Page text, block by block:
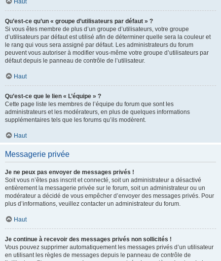
Haut
Qu’est-ce qu’un « groupe d’utilisateurs par défaut » ?
Si vous êtes membre de plus d’un groupe d’utilisateurs, votre groupe
d’utilisateurs par défaut est utilisé afin de déterminer quelle sera la couleur et
le rang qui vous sera assigné par défaut. Les administrateurs du forum
peuvent vous autoriser à modifier vous-même votre groupe d’utilisateurs par
défaut depuis le panneau de contrôle de l’utilisateur.
Haut
Qu’est-ce que le lien « L’équipe » ?
Cette page liste les membres de l’équipe du forum que sont les
administrateurs et les modérateurs, en plus de quelques informations
supplémentaires tels que les forums qu’ils modèrent.
Haut
Messagerie privée
Je ne peux pas envoyer de messages privés !
Soit vous n’êtes pas inscrit et connecté, soit un administrateur a désactivé
entièrement la messagerie privée sur le forum, soit un administrateur ou un
modérateur a décidé de vous empêcher d’envoyer des messages privés. Pour
plus d’informations, veuillez contacter un administrateur du forum.
Haut
Je continue à recevoir des messages privés non sollicités !
Vous pouvez supprimer automatiquement les messages privés d’un utilisateur
en utilisant les règles de messages depuis le panneau de contrôle de